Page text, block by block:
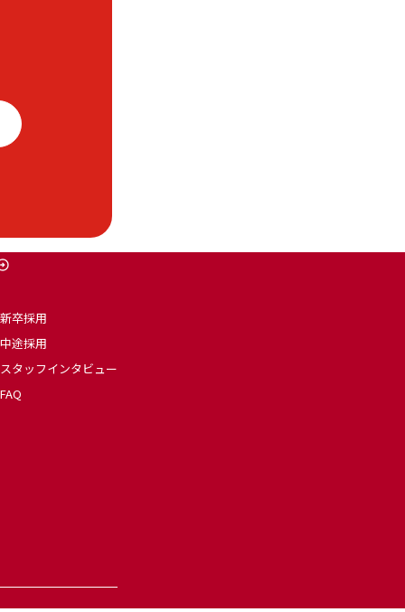
新卒採用
中途採用
スタッフインタビュー
FAQ